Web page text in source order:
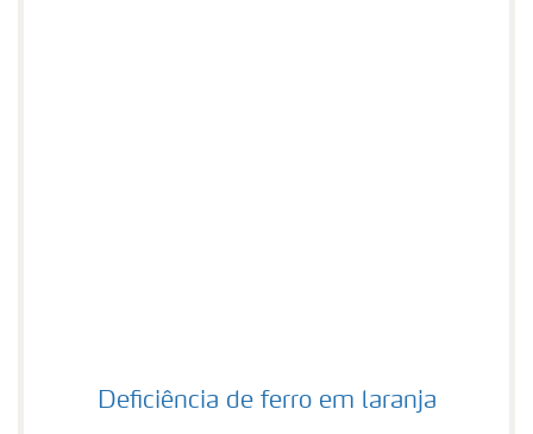
Deficiência de ferro em laranja
Deficiência de ferro em laranja